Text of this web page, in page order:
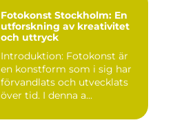
Fotokonst Stockholm: En
utforskning av kreativitet
och uttryck
Introduktion: Fotokonst är
en konstform som i sig har
förvandlats och utvecklats
över tid. I denna a...